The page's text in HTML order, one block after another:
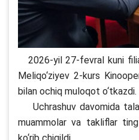
2026-yil 27-fevral kuni
Meliqo‘ziyev 2-kurs
bilan ochiq muloqot o‘tkazdi.
Uchrashuv davomida
muammolar va takliflar